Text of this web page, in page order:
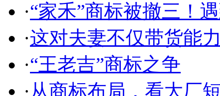
·“家禾”商标被撤三！
·这对夫妻不仅带货能
·“王老吉”商标之争
·从商标布局，看大厂